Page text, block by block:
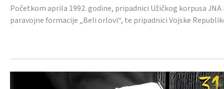
Početkom aprila 1992. godine, pripadnici Užičkog korpusa
paravojne formacije „Beli orlovi“, te pripadnici Vojske